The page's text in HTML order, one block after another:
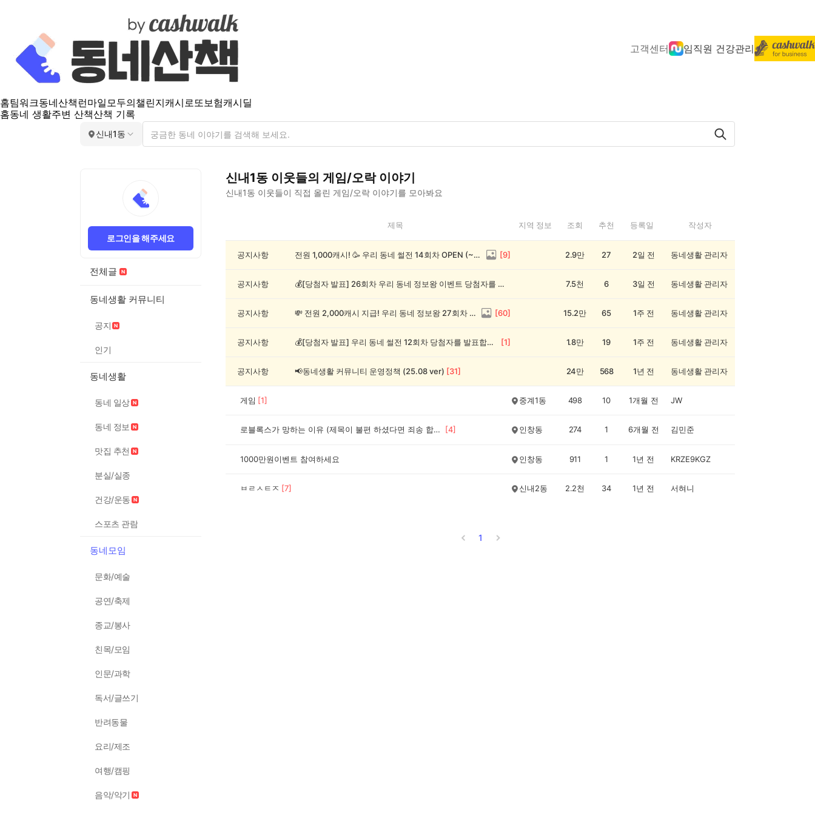
고객센터 임직원 건강관리
홈팀워크동네산책 런마일모두의챌린지캐시로또보험캐시딜
홈동네 생활주변 산책산책 기록
신내1동
로그인을 해주세요
전체글
동네생활 커뮤니티
공지
인기
동네생활
동네 일상
동네 정보
맛집 추천
분실/실종
건강/운동
스포츠 관람
동네모임
문화/예술
공연/축제
종교/봉사
친목/모임
인문/과학
독서/글쓰기
반려동물
요리/제조
여행/캠핑
음악/악기
신내1동 이웃들의 게임/오락이야기
신내1동 이웃들이 직접 올린 게임/오락 이야기를 모아봐요
1
제목 지역 정보 조회 추천 등록일 작성자
공지사항 전원 1,000캐시! 🥳 우리 동네 썰전 14회차 OPEN (~8/17) [9] 2.9만 27 2일 전 동네생활 관리자
공지사항 💰[당첨자 발표] 26회차 우리 동네 정보왕 이벤트 당첨자를 발표합니다! 7.5천 6 3일 전 동네생활 관리자
공지사항 💸 전원 2,000캐시 지급! 우리 동네 정보왕 27회차 (~8/10) [60] 15.2만 65 1주 전 동네생활 관리자
공지사항 💰[당첨자 발표] 우리 동네 썰전 12회차 당첨자를 발표합니다! [1] 1.8만 19 1주 전 동네생활 관리자
공지사항 📢동네생활 커뮤니티 운영정책 (25.08 ver) [31] 24만 568 1년 전 동네생활 관리자
게임 [1] 중계1동 498 10 1개월 전 JW
로블록스가 망하는 이유 (제목이 불편 하셨다면 죄송 합니다) [4] 인창동 274 1 6개월 전 김민준
1000만원이벤트 참여하세요 인창동 911 1 1년 전 KRZE9KGZ
ㅂㄹㅅㅌㅈ [7] 신내2동 2.2천 34 1년 전 서혀니
1